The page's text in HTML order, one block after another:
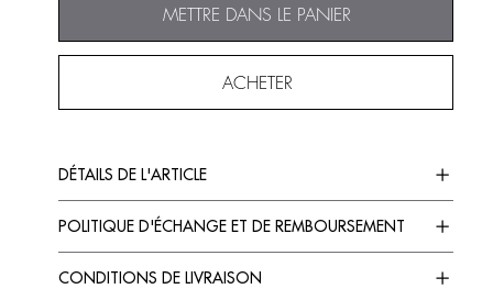
METTRE DANS LE PANIER
ACHETER
DÉTAILS DE L'ARTICLE
POLITIQUE D'ÉCHANGE ET DE REMBOURSEMENT
CONDITIONS DE LIVRAISON